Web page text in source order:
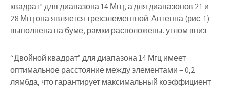
квадрат” для диапазона 14 Мгц, а для диапазонов 21 и
28 Мгц она является трехэлементной. Антенна (рис. 1)
выполнена на буме, рамки расположены. углом вниз.
“Двойной квадрат” для диапазона 14 Мгц имеет
оптимальное расстояние между элементами – 0,2
лямбда, что гарантирует максимальный коэффициент